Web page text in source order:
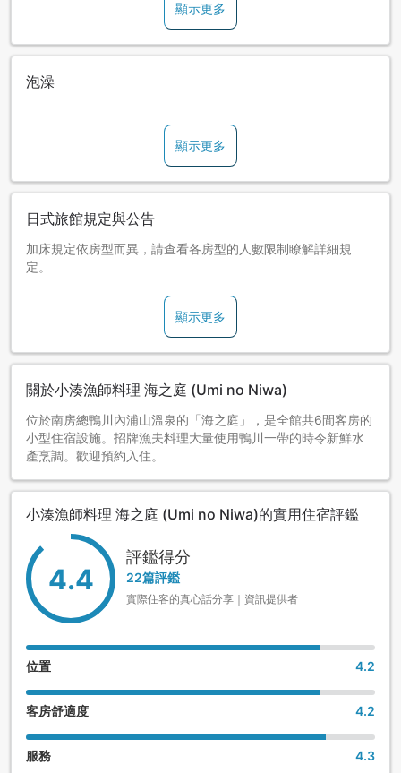
顯示更多
泡澡
顯示更多
日式旅館規定與公告
加床規定依房型而異，請查看各房型的人數限制瞭解詳細規
定。
顯示更多
關於小湊漁師料理 海之庭 (Umi no Niwa)
位於南房總鴨川內浦山溫泉的「海之庭」，是全館共6間客房的
小型住宿設施。招牌漁夫料理大量使用鴨川一帶的時令新鮮水
產烹調。歡迎預約入住。
小湊漁師料理 海之庭 (Umi no Niwa)的實用住宿評鑑
4.4
評鑑得分
22篇評鑑
實際住客的真心話分享｜資訊提供者
位置 4.2
客房舒適度 4.2
服務 4.3